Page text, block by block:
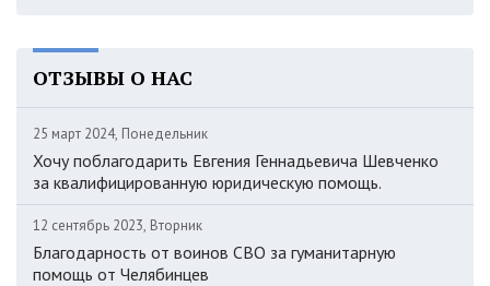
ОТЗЫВЫ О НАС
25 март 2024, Понедельник
Хочу поблагодарить Евгения Геннадьевича Шевченко
за квалифицированную юридическую помощь.
12 сентябрь 2023, Вторник
Благодарность от воинов СВО за гуманитарную
помощь от Челябинцев